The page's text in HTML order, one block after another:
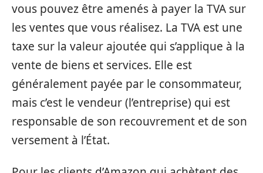
vous pouvez être amenés à payer la TVA sur
les ventes que vous réalisez. La TVA est une
taxe sur la valeur ajoutée qui s’applique à la
vente de biens et services. Elle est
généralement payée par le consommateur,
mais c’est le vendeur (l’entreprise) qui est
responsable de son recouvrement et de son
versement à l’État.